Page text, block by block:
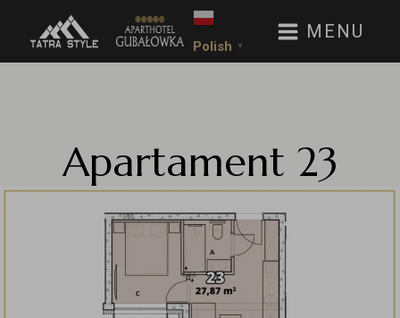
Polish ▼
MENU
Apartament 23